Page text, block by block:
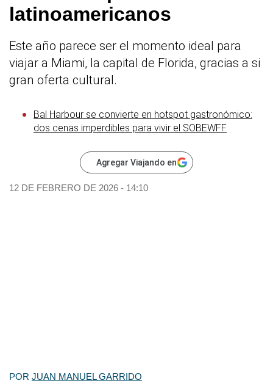
latinoamericanos
Este año parece ser el momento ideal para
viajar a Miami, la capital de Florida, gracias a si
gran oferta cultural.
Bal Harbour se convierte en hotspot gastronómico:
dos cenas imperdibles para vivir el SOBEWFF
Agregar Viajando en
12 DE FEBRERO DE 2026 - 14:10
POR JUAN MANUEL GARRIDO